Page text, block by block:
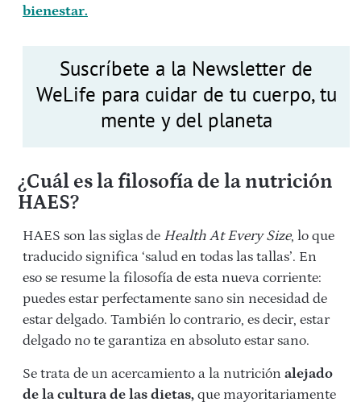
bienestar.
Suscríbete a la Newsletter de
WeLife para cuidar de tu cuerpo, tu
mente y del planeta
¿Cuál es la filosofía de la nutrición
HAES?
HAES son las siglas de Health At Every Size, lo que
traducido significa ‘salud en todas las tallas’. En
eso se resume la filosofía de esta nueva corriente:
puedes estar perfectamente sano sin necesidad de
estar delgado. También lo contrario, es decir, estar
delgado no te garantiza en absoluto estar sano.
Se trata de un acercamiento a la nutrición alejado
de la cultura de las dietas, que mayoritariamente